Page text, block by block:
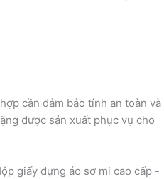
cần đảm bảo tính an toàn và
được sản xuất phục vụ cho